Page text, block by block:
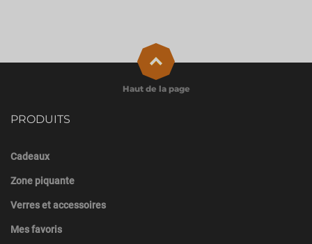
PRODUITS
Cadeaux
Zone piquante
Verres et accessoires
Mes favoris
Haut de la page